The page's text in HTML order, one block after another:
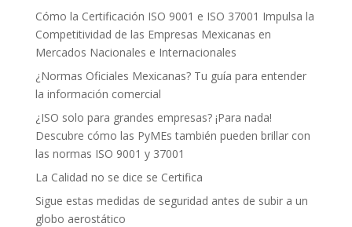
Cómo la Certificación ISO 9001 e ISO 37001 Impulsa la
Competitividad de las Empresas Mexicanas en
Mercados Nacionales e Internacionales
¿Normas Oficiales Mexicanas? Tu guía para entender
la información comercial
¿ISO solo para grandes empresas? ¡Para nada!
Descubre cómo las PyMEs también pueden brillar con
las normas ISO 9001 y 37001
La Calidad no se dice se Certifica
Sigue estas medidas de seguridad antes de subir a un
globo aerostático